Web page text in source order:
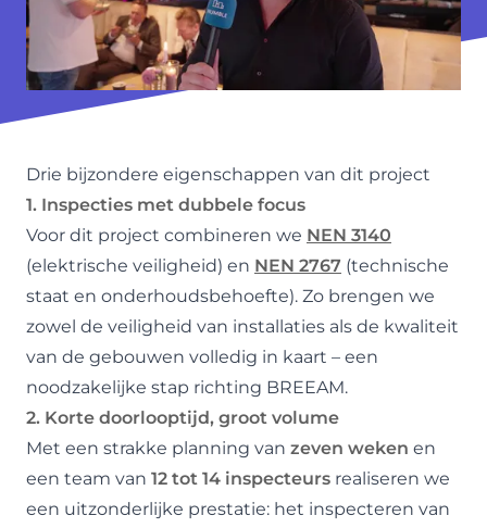
Drie bijzondere eigenschappen van dit project
1. Inspecties met dubbele focus
Voor dit project combineren we NEN 3140
(elektrische veiligheid) en NEN 2767 (technische
staat en onderhoudsbehoefte). Zo brengen we
zowel de veiligheid van installaties als de kwaliteit
van de gebouwen volledig in kaart – een
noodzakelijke stap richting BREEAM.
2. Korte doorlooptijd, groot volume
Met een strakke planning van zeven weken en
een team van 12 tot 14 inspecteurs realiseren we
een uitzonderlijke prestatie: het inspecteren van